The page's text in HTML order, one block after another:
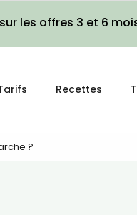
sur les offres 3 et 6
Recettes
?